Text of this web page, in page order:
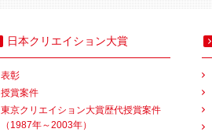
日本クリエイション大賞
表彰
授賞案件
東京クリエイション大賞歴代授賞案件
（1987年～2003年）